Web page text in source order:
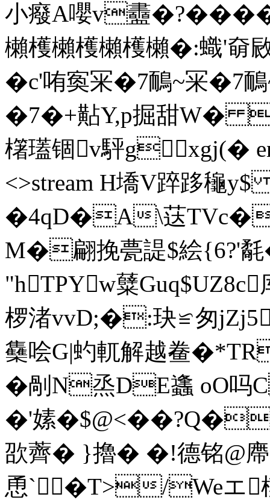
小癈A嚶v衋�?�
櫴檴櫴檴櫴檴櫴�:蟙'奛
�c'哊寏冞�7鴯~冞�7
�7�+黇Y,p掘甜W� 
櫡瓂锢v駍gxgj(�
<>stream H墧V踤跢龝y$
�4qD�A\荙
M�翩挽甍諟$絵{6?'
"hTPYw糵
椤渚vvD;�:玦≌匆
雧哙G|虳軏解越鲞
�剮N烝DE蠭 oO
�'嫊
欩薺� }擼� �!德铭@廗
恿`�T>/Weエ